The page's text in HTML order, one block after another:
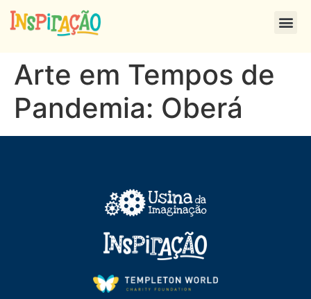
Arte em Tempos de
Pandemia: Oberá